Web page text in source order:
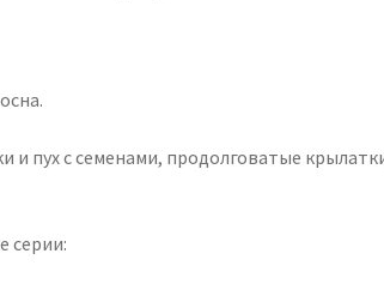
и пух с семенами, продолговатые
серии: